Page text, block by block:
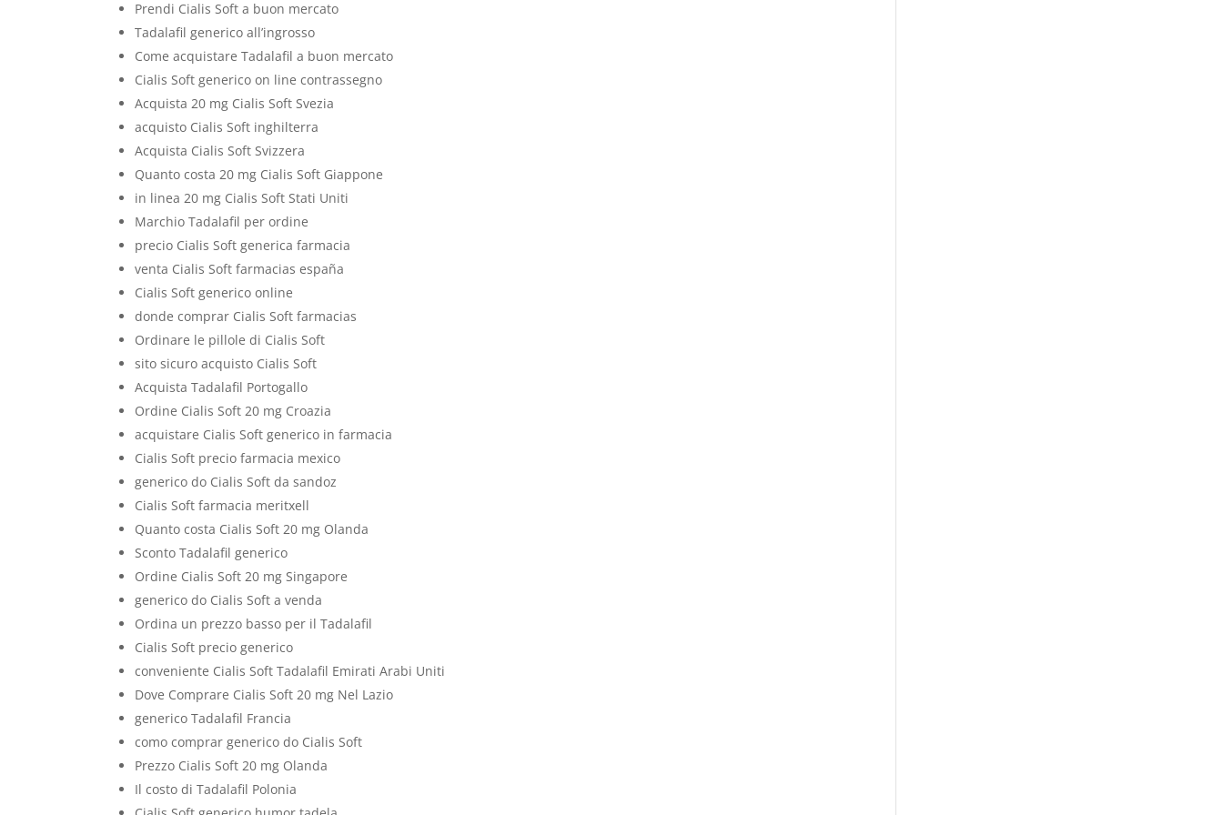
Prendi Cialis Soft a buon mercato
Tadalafil generico all’ingrosso
Come acquistare Tadalafil a buon mercato
Cialis Soft generico on line contrassegno
Acquista 20 mg Cialis Soft Svezia
acquisto Cialis Soft inghilterra
Acquista Cialis Soft Svizzera
Quanto costa 20 mg Cialis Soft Giappone
in linea 20 mg Cialis Soft Stati Uniti
Marchio Tadalafil per ordine
precio Cialis Soft generica farmacia
venta Cialis Soft farmacias españa
Cialis Soft generico online
donde comprar Cialis Soft farmacias
Ordinare le pillole di Cialis Soft
sito sicuro acquisto Cialis Soft
Acquista Tadalafil Portogallo
Ordine Cialis Soft 20 mg Croazia
acquistare Cialis Soft generico in farmacia
Cialis Soft precio farmacia mexico
generico do Cialis Soft da sandoz
Cialis Soft farmacia meritxell
Quanto costa Cialis Soft 20 mg Olanda
Sconto Tadalafil generico
Ordine Cialis Soft 20 mg Singapore
generico do Cialis Soft a venda
Ordina un prezzo basso per il Tadalafil
Cialis Soft precio generico
conveniente Cialis Soft Tadalafil Emirati Arabi Uniti
Dove Comprare Cialis Soft 20 mg Nel Lazio
generico Tadalafil Francia
como comprar generico do Cialis Soft
Prezzo Cialis Soft 20 mg Olanda
Il costo di Tadalafil Polonia